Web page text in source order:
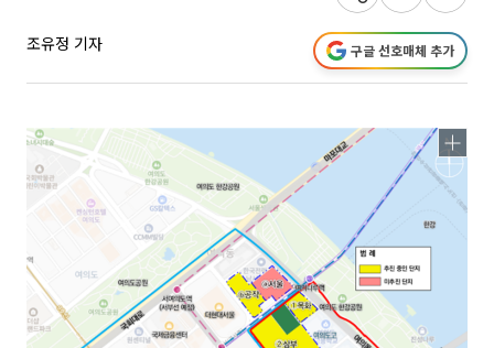
조유정 기자 구글 선호매체 추가